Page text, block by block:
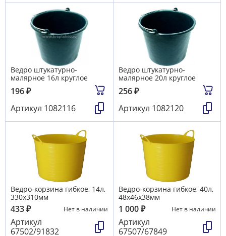
Ведро штукатурно-
малярное 16л круглое
196₽
Артикул 1082116
Ведро штукатурно-
малярное 20л круглое
256₽
Артикул 1082120
Ведро-корзина гибкое, 14л,
330х310мм
433₽ Нет в наличии
Артикул
67502/91832
Ведро-корзина гибкое, 40л,
48x46x38мм
1 000₽ Нет в наличии
Артикул
67507/67849